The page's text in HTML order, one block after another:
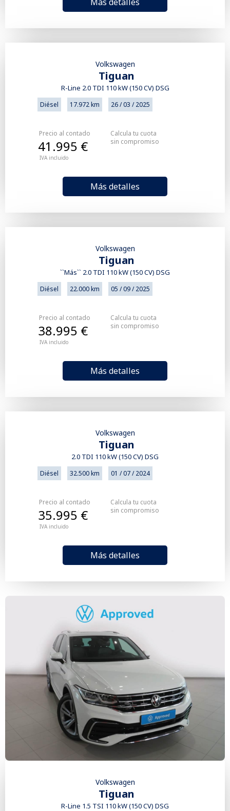
Volkswagen
Tiguan
R-Line 2.0 TDI 110 kW (150 CV) DSG
Diésel 17.972 km 26 / 03 / 2025
Precio al contado
IVA incluido
41.995 €
Más detalles
Calcula tu cuota
sin compromiso
Volkswagen
Tiguan
``Más`` 2.0 TDI 110 kW (150 CV) DSG
Diésel 22.000 km 05 / 09 / 2025
Precio al contado
IVA incluido
38.995 €
Más detalles
Calcula tu cuota
sin compromiso
Volkswagen
Tiguan
2.0 TDI 110 kW (150 CV) DSG
Diésel 32.500 km 01 / 07 / 2024
Precio al contado
IVA incluido
35.995 €
Más detalles
Calcula tu cuota
sin compromiso
Volkswagen
Tiguan
R-Line 1.5 TSI 110 kW (150 CV) DSG